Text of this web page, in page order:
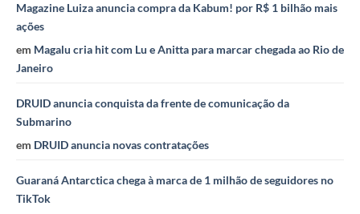
Magazine Luiza anuncia compra da Kabum! por R$ 1 bilhão mais
ações
em Magalu cria hit com Lu e Anitta para marcar chegada ao Rio de
Janeiro
DRUID anuncia conquista da frente de comunicação da
Submarino
em DRUID anuncia novas contratações
Guaraná Antarctica chega à marca de 1 milhão de seguidores no
TikTok